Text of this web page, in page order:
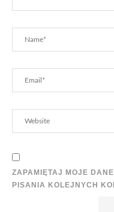
ZAPAMIĘTAJ MOJE
PISANIA KOLEJNYCH